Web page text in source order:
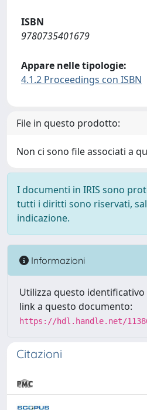
ISBN
9780735401679
Appare nelle tipologie:
4.1.2 Proceedings con ISBN
File in questo prodotto:
Non ci sono file associati a
I documenti in IRIS sono
tutti i diritti sono riservati,
indicazione.
Informazioni
Utilizza questo
link a questo documento:
https://hdl.handle.net/
Citazioni